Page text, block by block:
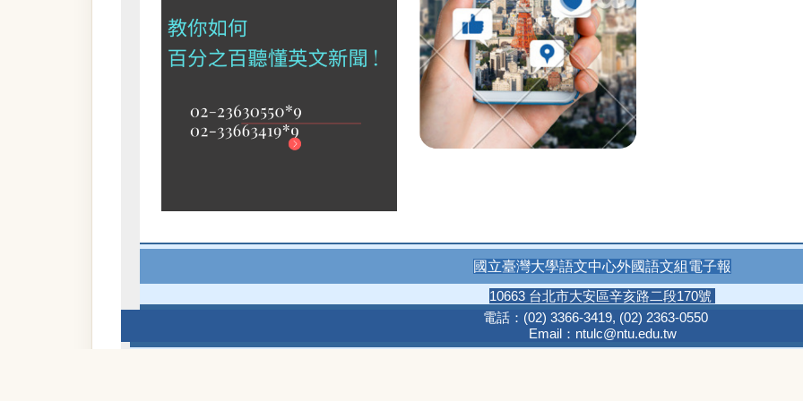
國立臺灣大學語文中心外國語文組電子報
10663 台北市大安區辛亥路二段170號
電話： (02) 3366-3419, (02) 2363-0550
Email： ntulc@ntu.edu.tw